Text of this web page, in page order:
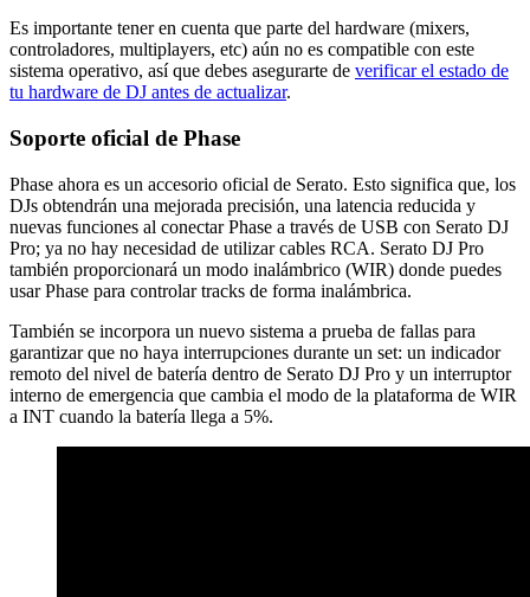
Es importante tener en cuenta que parte del hardware (mixers,
controladores, multiplayers, etc) aún no es compatible con este
sistema operativo, así que debes asegurarte de verificar el estado de
tu hardware de DJ antes de actualizar.
Soporte oficial de Phase
Phase ahora es un accesorio oficial de Serato. Esto significa que, los
DJs obtendrán una mejorada precisión, una latencia reducida y
nuevas funciones al conectar Phase a través de USB con Serato DJ
Pro; ya no hay necesidad de utilizar cables RCA. Serato DJ Pro
también proporcionará un modo inalámbrico (WIR) donde puedes
usar Phase para controlar tracks de forma inalámbrica.
También se incorpora un nuevo sistema a prueba de fallas para
garantizar que no haya interrupciones durante un set: un indicador
remoto del nivel de batería dentro de Serato DJ Pro y un interruptor
interno de emergencia que cambia el modo de la plataforma de WIR
a INT cuando la batería llega a 5%.